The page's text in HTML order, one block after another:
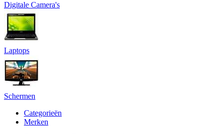
Digitale Camera's
Laptops
Schermen
Categorieën
Merken